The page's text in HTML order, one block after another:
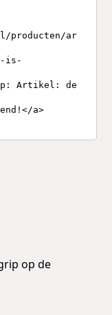
producten/ar
is-
Artikel: de
a>
op de